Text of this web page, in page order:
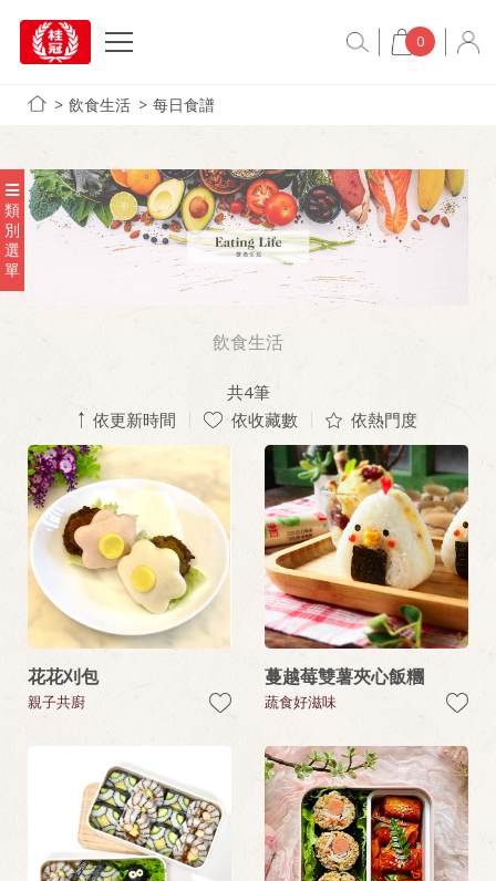
0
飲食生活 每日食譜
類
別
選
單
飲食生活
共4筆
依更新時間
依收藏數 依熱門度
花花刈包
親子共廚
蔓越莓雙薯夾心飯糰
蔬食好滋味